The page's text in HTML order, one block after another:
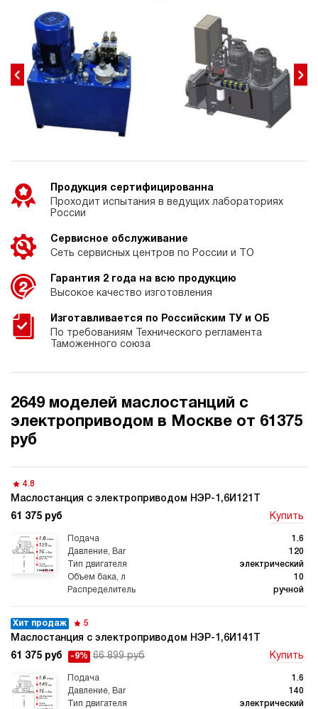
Продукция сертифицированна
Проходит испытания в ведущих лабораториях
России
Сервисное обслуживание
Сеть сервисных центров по России и ТО
Гарантия 2 года на всю продукцию
Высокое качество изготовления
Изготавливается по Российским ТУ и ОБ
По требованиям Технического регламента
Таможенного союза
2649 моделей маслостанций с
электроприводом в Москве от 61375
руб
Маслостанция с электроприводом НЭР-1,6И121Т
4.8
61 375 руб Купить
1.6
120
электрический
10
ручной
Маслостанция с электроприводом НЭР-1,6И141Т
Хит продаж 5
61 375 руб -9% 66 899 руб Купить
1.6
140
электрический